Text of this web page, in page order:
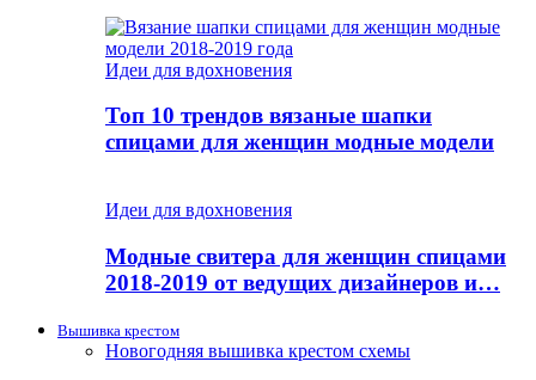
Идеи для вдохновения
Топ 10 трендов вязаные шапки
спицами для женщин модные модели
Идеи для вдохновения
Модные свитера для женщин спицами
2018-2019 от ведущих дизайнеров и…
Вышивка крестом
Новогодняя вышивка крестом схемы